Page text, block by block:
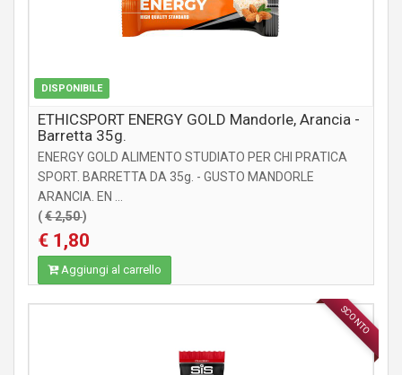
DISPONIBILE
ETHICSPORT ENERGY GOLD Mandorle, Arancia -
Barretta 35g.
ENERGY GOLD ALIMENTO STUDIATO PER CHI PRATICA
SPORT. BARRETTA DA 35g. - GUSTO MANDORLE
ARANCIA. EN ...
(€ 2,50)
€ 1,80
Aggiungi al carrello
SCONTO
INTEGRATORI